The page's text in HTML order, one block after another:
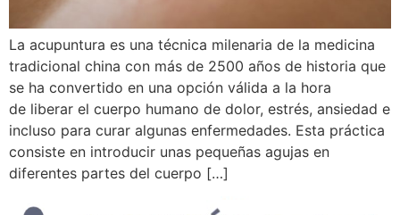
La acupuntura es una técnica milenaria de la medicina
tradicional china con más de 2500 años de historia que
se ha convertido en una opción válida a la hora
de liberar el cuerpo humano de dolor, estrés, ansiedad e
incluso para curar algunas enfermedades. Esta práctica
consiste en introducir unas pequeñas agujas en
diferentes partes del cuerpo […]